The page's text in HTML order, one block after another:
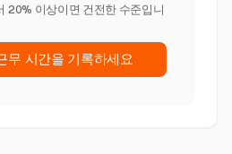
20% 이상이면 건전한 수준입니
무 시간을 기록하세요